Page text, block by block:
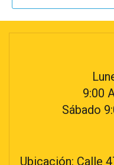
9:00
Sábado
Ubicación: Calle